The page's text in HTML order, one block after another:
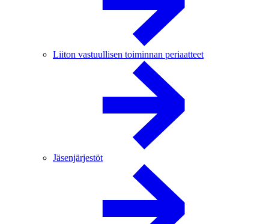
Liiton vastuullisen toiminnan periaatteet
Jäsenjärjestöt